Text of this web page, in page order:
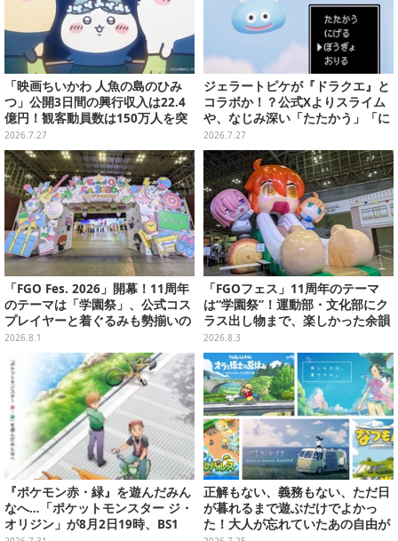
「映画ちいかわ 人魚の島のひみ
つ」公開3日間の興行収入は22.4
億円！観客動員数は150万人を突
破
2026.7.27
ジェラートピケが『ドラクエ』と
コラボか！？公式Xよりスライム
や、なじみ深い「たたかう」「に
げる」のコマンドウィンドウが投
稿
2026.7.27
「FGO Fes. 2026」開幕！11周年
のテーマは「学園祭」、公式コス
プレイヤーと着ぐるみも勢揃いの
カルデア学園はお祭り一色
2026.8.1
「FGOフェス」11周年のテーマ
は“学園祭”！運動部・文化部にク
ラス出し物まで、楽しかった余韻
が残る思い出を写真たっぷりでお
届け【写真180枚】
2026.8.3
『ポケモン赤・緑』を遊んだみん
なへ…「ポケットモンスター ジ・
オリジン」が8月2日19時、BS1
正解もない、義務もない、ただ日
が暮れるまで遊ぶだけでよかっ
た！大人が忘れていたあの自由が